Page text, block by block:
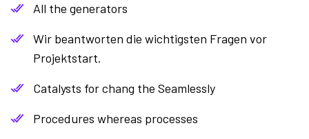
All the generators
Wir beantworten die wichtigsten Fragen vor
Projektstart.
Catalysts for chang the Seamlessly
Procedures whereas processes